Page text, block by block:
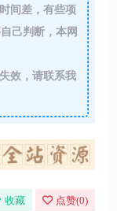
间差，有些项
己判断，本网
效，请联系我
收藏 点赞(0)